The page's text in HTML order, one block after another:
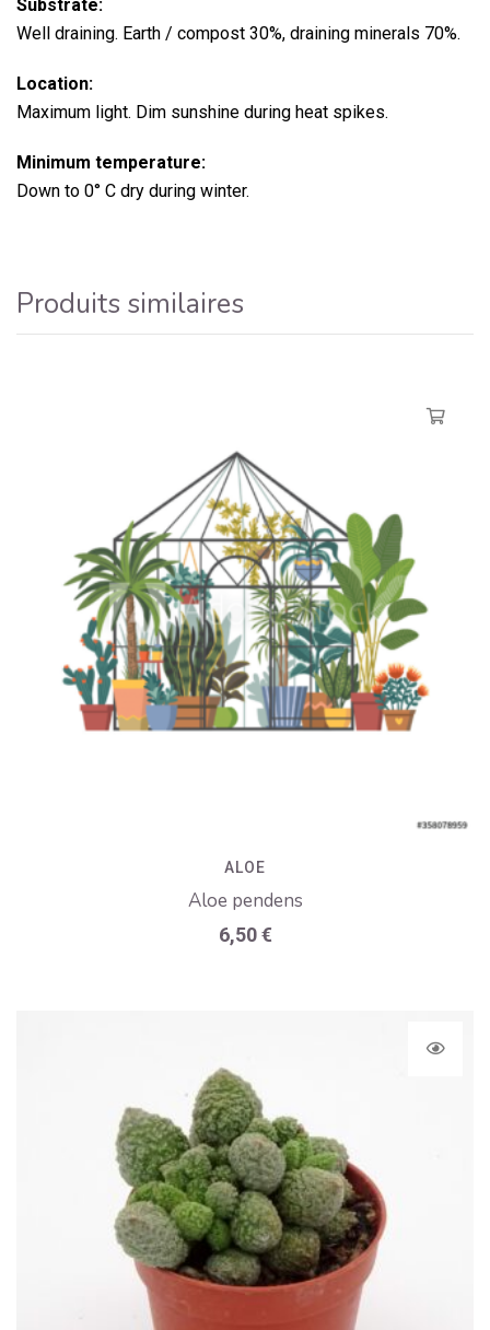
Substrate:
Well draining. Earth / compost 30%, draining minerals 70%.
Location:
Maximum light. Dim sunshine during heat spikes.
Minimum temperature:
Down to 0° C dry during winter.
Produits similaires
ALOE
Aloe pendens
6,50€